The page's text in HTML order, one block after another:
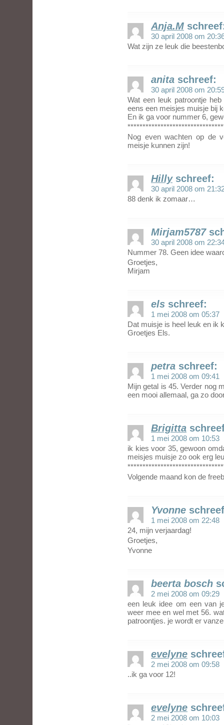
Anja.M
30 april 2008 om
Wat zijn ze leuk die
anita schreef:
30 april 2008 om
Wat een leuk patroontje
eens een meisjes muisje bij
En ik ga voor nummer 6,
Nog even wachten op de
meisje kunnen zijn!
Hilly schreef:
30 april 2008 om
88 denk ik zomaar…
Mirjam5787
30 april 2008 om
Nummer 78. Geen idee
Groetjes,
Mirjam
els schreef:
1 mei 2008 om 05:37
Dat muisje is heel leuk en ik
Groetjes Els.
petra schreef:
1 mei 2008 om 09:41
Mijn getal is 45. Verder nog
een mooi allemaal, ga zo
Brigitta
1 mei 2008 om 10:53
ik kies voor 35, gewoon
meisjes muisje zo ook erg
Volgende maand kon de
Yvonne
1 mei 2008 om 22:48
24, mijn verjaardag!
Groetjes,
Yvonne
beerta bosch
2 mei 2008 om 09:29
een leuk idee om een van
weer mee en wel met 56.
patroontjes. je wordt er
evelyne
2 mei 2008 om 09:58
..ik ga voor 12!
evelyne
2 mei 2008 om 10:03